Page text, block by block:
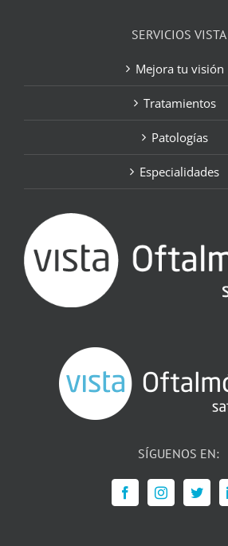
SERVICIOS VISTA
Mejora tu visión
Tratamientos
Patologías
Especialidades
SÍGUENOS EN: